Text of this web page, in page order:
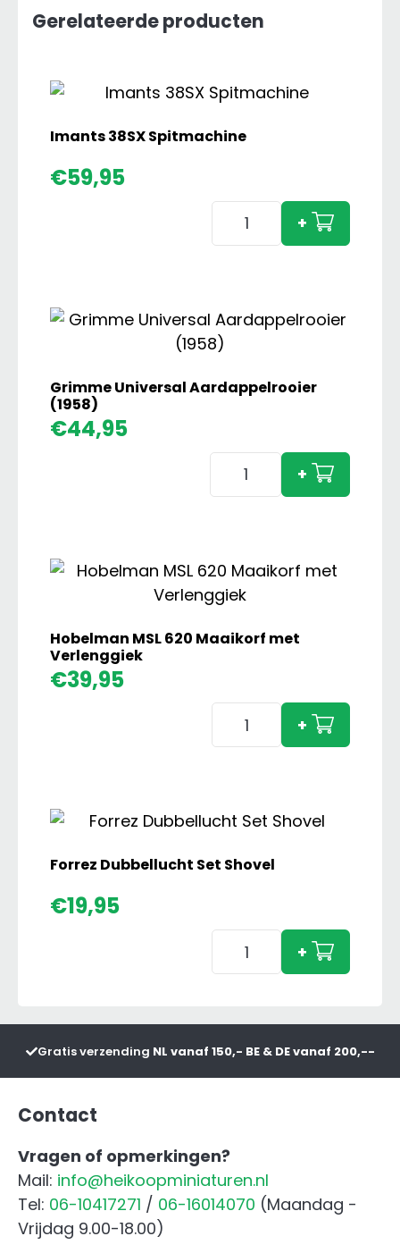
Gerelateerde producten
Imants 38SX Spitmachine
€59,95
Imants
38SX
+
Grimme Universal Aardappelrooier
(1958)
€44,95
Grimme
Universal
aantal
+
Hobelman MSL 620 Maaikorf met
Verlenggiek
€39,95
Hobelman
met
aantal
+
Forrez Dubbellucht Set Shovel
€19,95
Forrez
Dubbellucht
+
Gratis verzending NL vanaf 150,- BE & DE vanaf 200,--
Contact
Vragen of opmerkingen?
Mail: info@heikoopminiaturen.nl
Tel: 06-10417271 / 06-16014070 (Maandag -
Vrijdag 9.00-18.00)